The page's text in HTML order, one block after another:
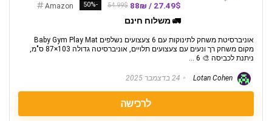
27.49$ / 88₪
54.99$
-50%
Amazon
🚛 משלוח חינם
אוניברסיטת משחק לתינוקות עם 6 צעצועים נשלפים Baby Gym Play Mat
מקום משחק רך ונעים עם צעצועים תלויים, אוניברסיטה גדולה 103×87 ס"מ,
ניתנת לכביסה 🎨 6 ...
24 בדצמבר 2025
לרכישה